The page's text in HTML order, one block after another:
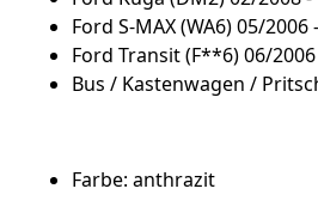
Ford S-MAX (WA6) 05/2006
Ford Transit (F**6) 06/
Bus / Kastenwagen /
Farbe: anthrazit